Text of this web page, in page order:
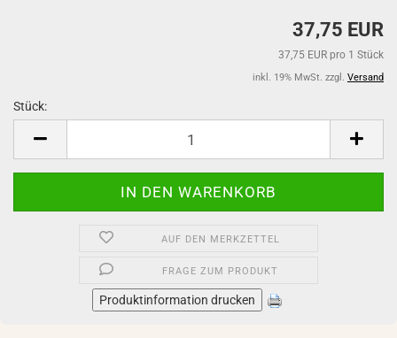
37,75 EUR
37,75 EUR pro 1 Stück
inkl. 19% MwSt. zzgl. Versand
Stück:
AUF DEN MERKZETTEL
FRAGE ZUM PRODUKT
Produktinformation drucken